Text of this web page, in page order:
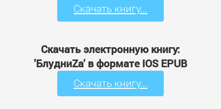
Скачать книгу...
Скачать электронную книгу:
'БлудниZа' в формате IOS EPUB
Скачать книгу...